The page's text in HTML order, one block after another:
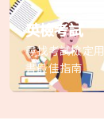
英檢考試
尋找考試檢定用
書最佳指南